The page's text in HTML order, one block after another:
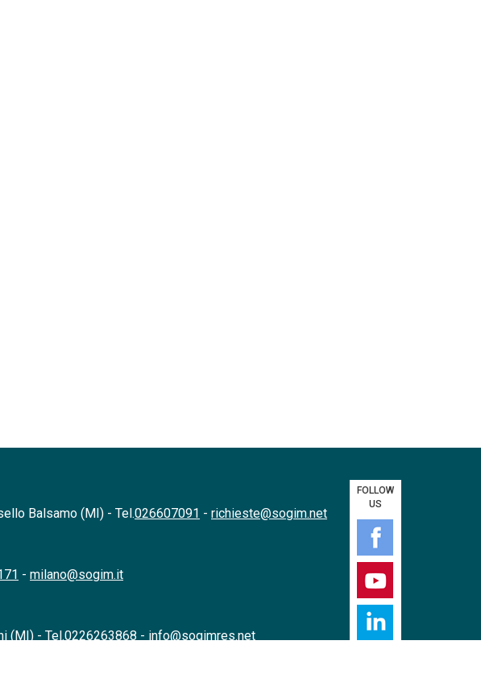
Balsamo (MI) - Tel.026607091 -richieste@sogim.net
-milano@sogim.it
(MI) - Tel.0226263868 - info@sogimres.net
FOLLOW
US